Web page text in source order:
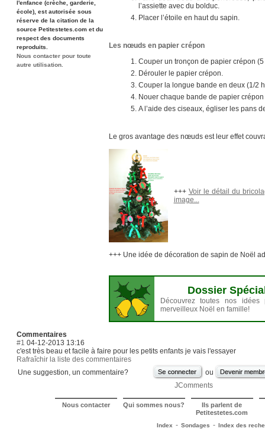
l'enfance (crèche, garderie,
école), est autorisée sous
réserve de la citation de la
source Petitestetes.com et du
respect des documents
reproduits.
Nous contacter pour toute
autre utilisation.
l’assiette avec du bolduc.
Placer l’étoile en haut du sapin.
Les nœuds en papier crépon
Couper un tronçon de papier crépon
Dérouler le papier crépon.
Couper la longue bande en deux (1/2
Nouer chaque bande de papier
A l’aide des ciseaux, égliser les pans
Le gros avantage des nœuds est leur effet
+++ Voir le détail du
image...
+++ Une idée de décoration de sapin de Noël
Dossier
Découvrez toutes nos
merveilleux Noël en famille!
Commentaires
#1 04-12-2013 13:16
c'est très beau et facile à faire pour les petits enfants je vais l'essayer
Rafraîchir la liste des commentaires
Une suggestion, un commentaire?
ou
JComments
Nous contacter Qui sommes nous? Ils parlent de
Petitestetes.com
Index - Sondages - Index des